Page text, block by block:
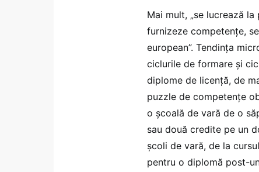
Mai mult, „se lucrează
furnizeze competențe,
european”. Tendința
ciclurile de formare și
diplome de licență, de
puzzle de competențe
o școală de vară de o
sau două credite pe un
școli de vară, de la
pentru o diplomă post-